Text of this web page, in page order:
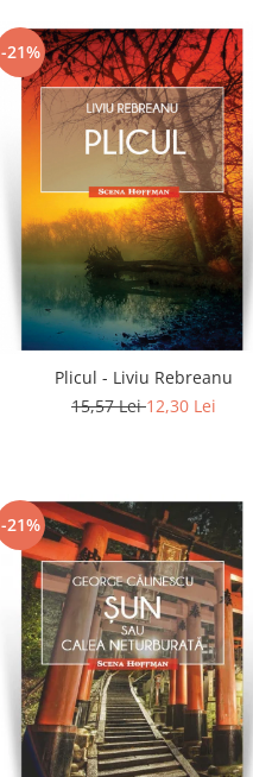
-21%
Plicul - Liviu Rebreanu
15,57 Lei12,30 Lei
-21%